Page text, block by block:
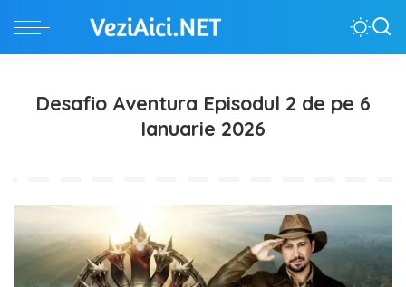
Desafio Aventura Episodul 2 de pe 6
Ianuarie 2026